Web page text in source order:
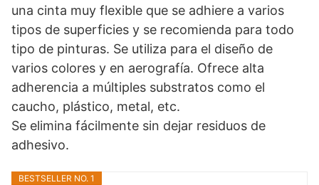
una cinta muy flexible que se adhiere a varios
tipos de superficies y se recomienda para todo
tipo de pinturas. Se utiliza para el diseño de
varios colores y en aerografía. Ofrece alta
adherencia a múltiples substratos como el
caucho, plástico, metal, etc.
Se elimina fácilmente sin dejar residuos de
adhesivo.
BESTSELLER NO. 1